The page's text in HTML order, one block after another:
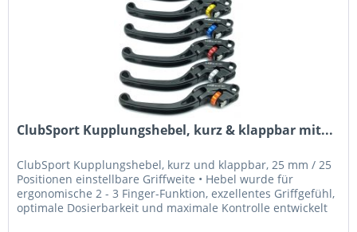
ClubSport Kupplungshebel, kurz & klappbar mit...
ClubSport Kupplungshebel, kurz und klappbar, 25 mm / 25
Positionen einstellbare Griffweite • Hebel wurde für
ergonomische 2 - 3 Finger-Funktion, exzellentes Griffgefühl,
optimale Dosierbarkeit und maximale Kontrolle entwickelt